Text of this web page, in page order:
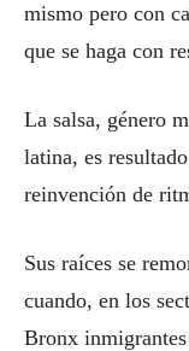
mismo pero con
que se haga con
La salsa, género
latina, es
reinvención de
Sus raíces se
cuando, en los
Bronx